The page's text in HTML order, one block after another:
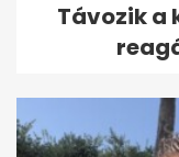
Távozik a